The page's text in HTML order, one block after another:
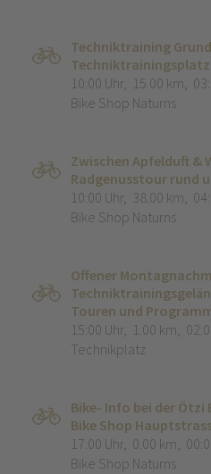
Techniktraining
Techniktrainingsplatz
10:00 Uhr, 15.00 km,
Bike Shop Naturns
Zwischen Apfelduft &
Radgenusstour rund
10:00 Uhr, 38.00 km,
Bike Shop Naturns
Offener
Touren und
15:00 Uhr, 1.00 km,
Technikplatz
Bike- Info bei der Ötzi
Bike Shop
17:00 Uhr, 0.00 km,
Bike Shop Naturns